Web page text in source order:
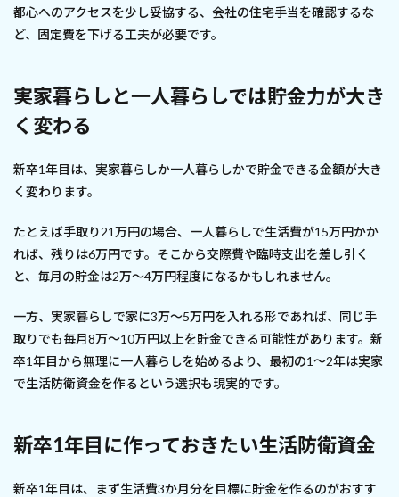
都心へのアクセスを少し妥協する、会社の住宅手当を確認するな
ど、固定費を下げる工夫が必要です。
実家暮らしと一人暮らしでは貯金力が大き
く変わる
新卒1年目は、実家暮らしか一人暮らしかで貯金できる金額が大き
く変わります。
たとえば手取り21万円の場合、一人暮らしで生活費が15万円かか
れば、残りは6万円です。そこから交際費や臨時支出を差し引く
と、毎月の貯金は2万〜4万円程度になるかもしれません。
一方、実家暮らしで家に3万〜5万円を入れる形であれば、同じ手
取りでも毎月8万〜10万円以上を貯金できる可能性があります。新
卒1年目から無理に一人暮らしを始めるより、最初の1〜2年は実家
で生活防衛資金を作るという選択も現実的です。
新卒1年目に作っておきたい生活防衛資金
新卒1年目は、まず生活費3か月分を目標に貯金を作るのがおすす